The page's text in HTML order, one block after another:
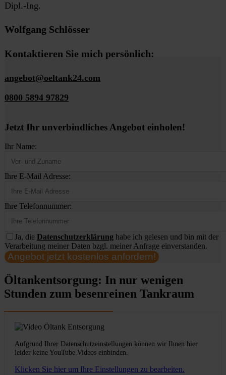
Dipl.-Ing.
Wolfgang Schlösser
Kontaktieren Sie mich persönlich:
angebot@oeltank24.com
0800 5894 97829
Jetzt Ihr unverbindliches Angebot einholen!
Ihr Name:
Ihre E-Mail Adresse:
Ihre Telefonnummer:
Ja, die Datenschutzerklärung habe ich gelesen und bin mit der
Verarbeitung meiner Daten bzgl. meiner Anfrage einverstanden.
Angebot jetzt kostenlos anfordern!
Öltankentsorgung: In nur wenigen
Stunden zum besenreinen Tankraum
Aufgrund Ihrer Datenschutzeinstellungen können wir Ihnen hier
leider keine YouTube Videos einbinden.
Klicken Sie hier um Ihre Einstellungen zu bearbeiten.